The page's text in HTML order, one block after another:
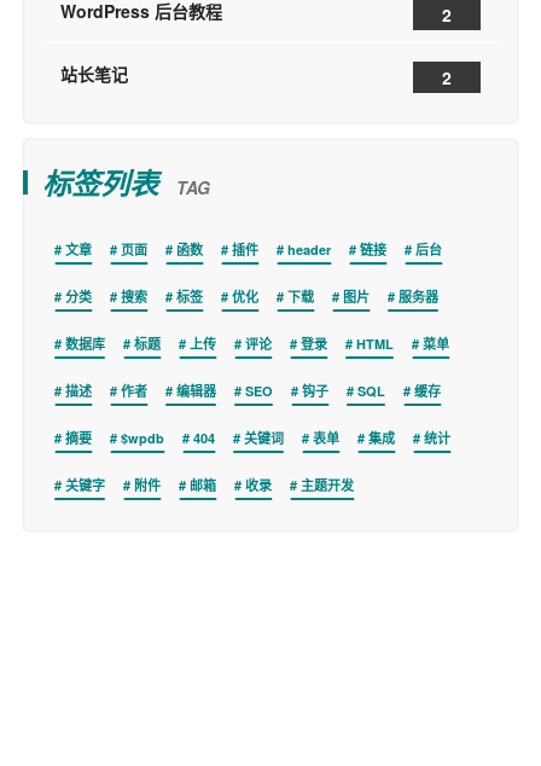
WordPress 后台教程 2
站长笔记 2
标签列表 TAG
文章 页面 函数 插件 header 链接 后台
分类 搜索 标签 优化 下载 图片 服务器
数据库 标题 上传 评论 登录 HTML 菜单
描述 作者 编辑器 SEO 钩子 SQL 缓存
摘要 $wpdb 404 关键词 表单 集成 统计
关键字 附件 邮箱 收录 主题开发